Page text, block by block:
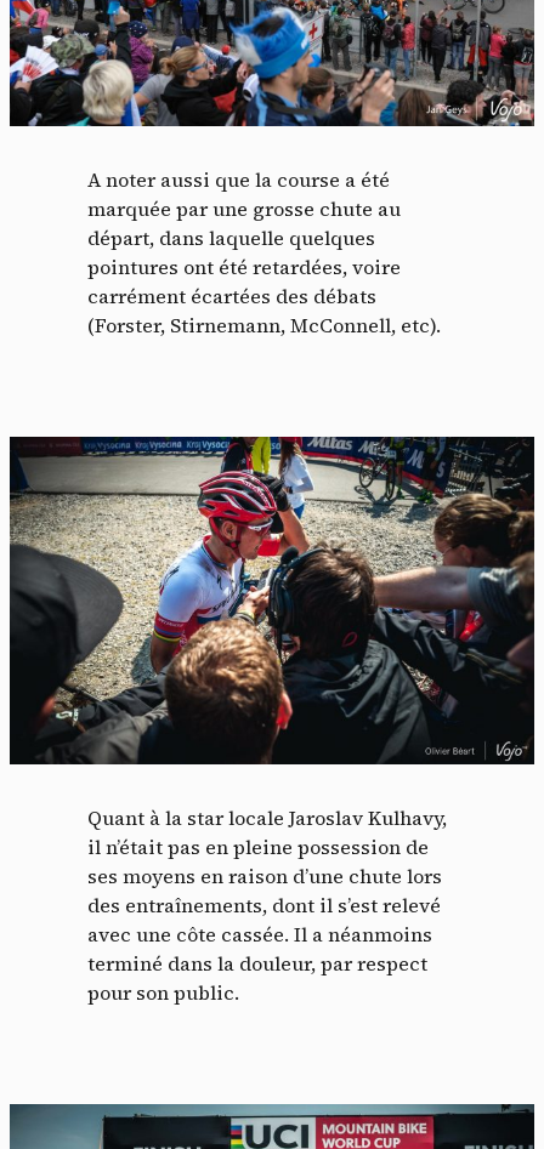
A noter aussi que la course a été
marquée par une grosse chute au
départ, dans laquelle quelques
pointures ont été retardées, voire
carrément écartées des débats
(Forster, Stirnemann, McConnell, etc).
Quant à la star locale Jaroslav Kulhavy,
il n’était pas en pleine possession de
ses moyens en raison d’une chute lors
des entraînements, dont il s’est relevé
avec une côte cassée. Il a néanmoins
terminé dans la douleur, par respect
pour son public.
Panneau de gestion des
cookies
En autorisant ces services tiers, vous acceptez le dépôt et la
lecture de cookies et l'utilisation de technologies de suivi
nécessaires à leur bon fonctionnement.
Politique de confidentialité
Tout accepter Tout refuser
Vidéos